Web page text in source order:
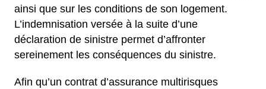
ainsi que sur les conditions de son logement.
L’indemnisation versée à la suite d’une
déclaration de sinistre permet d’affronter
sereinement les conséquences du sinistre.
Afin qu’un contrat d’assurance multirisques